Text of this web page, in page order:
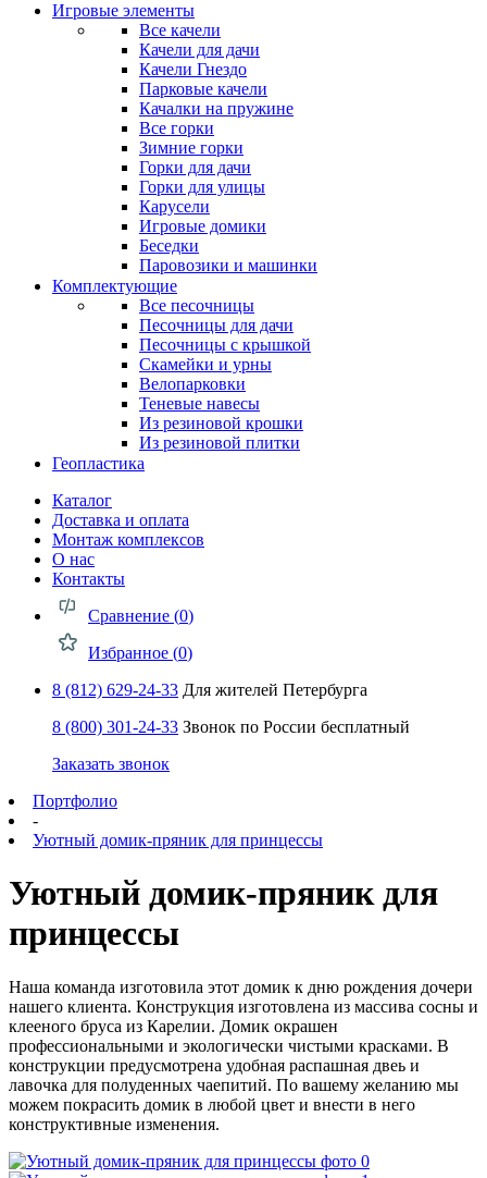
Игровые элементы
Все качели
Качели для дачи
Качели Гнездо
Парковые качели
Качалки на пружине
Все горки
Зимние горки
Горки для дачи
Горки для улицы
Карусели
Игровые домики
Беседки
Паровозики и машинки
Комплектующие
Все песочницы
Песочницы для дачи
Песочницы с крышкой
Скамейки и урны
Велопарковки
Теневые навесы
Из резиновой крошки
Из резиновой плитки
Геопластика
Каталог
Доставка и оплата
Монтаж комплексов
О нас
Контакты
Сравнение (0)
Избранное (0)
8 (812) 629-24-33 Для жителей Петербурга
8 (800) 301-24-33 Звонок по России бесплатный
Заказать звонок
Портфолио
-
Уютный домик-пряник для принцессы
Уютный домик-пряник для
принцессы
Наша команда изготовила этот домик к дню рождения дочери
нашего клиента. Конструкция изготовлена из массива сосны и
клееного бруса из Карелии. Домик окрашен
профессиональными и экологически чистыми красками. В
конструкции предусмотрена удобная распашная двеь и
лавочка для полуденных чаепитий. По вашему желанию мы
можем покрасить домик в любой цвет и внести в него
конструктивные изменения.